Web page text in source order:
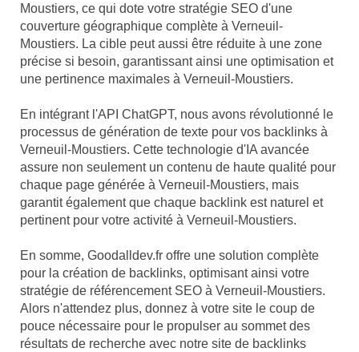
Moustiers, ce qui dote votre stratégie SEO d'une
couverture géographique complète à Verneuil-
Moustiers. La cible peut aussi être réduite à une zone
précise si besoin, garantissant ainsi une optimisation et
une pertinence maximales à Verneuil-Moustiers.
En intégrant l'API ChatGPT, nous avons révolutionné le
processus de génération de texte pour vos backlinks à
Verneuil-Moustiers. Cette technologie d'IA avancée
assure non seulement un contenu de haute qualité pour
chaque page générée à Verneuil-Moustiers, mais
garantit également que chaque backlink est naturel et
pertinent pour votre activité à Verneuil-Moustiers.
En somme, Goodalldev.fr offre une solution complète
pour la création de backlinks, optimisant ainsi votre
stratégie de référencement SEO à Verneuil-Moustiers.
Alors n'attendez plus, donnez à votre site le coup de
pouce nécessaire pour le propulser au sommet des
résultats de recherche avec notre site de backlinks